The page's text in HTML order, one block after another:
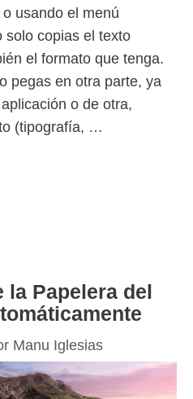
usando el menú
solo copias el texto
el formato que tenga.
pegas en otra parte, ya
o de otra,
(tipografía, …
la Papelera del
Manu Iglesias